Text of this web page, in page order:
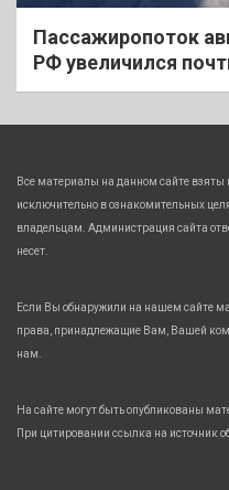
Пассажиропоток
РФ увеличился
Все материалы на данном сайте взяты
исключительно в ознакомительных
владельцам. Администрация сайта
несет.
Если Вы обнаружили на нашем сайте
права, принадлежащие Вам, Вашей
нам.
На сайте могут быть опубликованы
При цитировании ссылка на источник